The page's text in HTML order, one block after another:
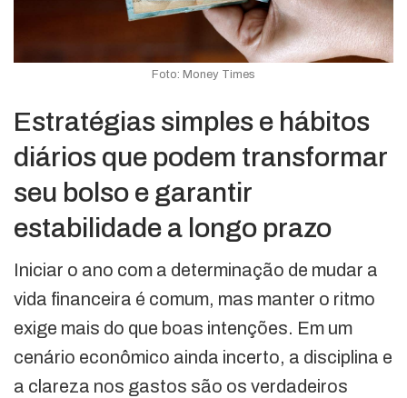
Foto: Money Times
Estratégias simples e hábitos
diários que podem transformar
seu bolso e garantir
estabilidade a longo prazo
Iniciar o ano com a determinação de mudar a
vida financeira é comum, mas manter o ritmo
exige mais do que boas intenções. Em um
cenário econômico ainda incerto, a disciplina e
a clareza nos gastos são os verdadeiros